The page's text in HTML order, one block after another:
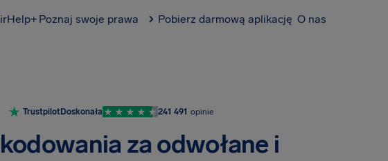
Poznaj swoje prawa Pobierz darmową aplikację O nas
TrustpilotDoskonała 241 491 opinie
za odwołane i